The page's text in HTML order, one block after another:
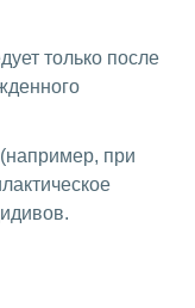
только после
при